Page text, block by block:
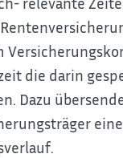
die darin
Dazu